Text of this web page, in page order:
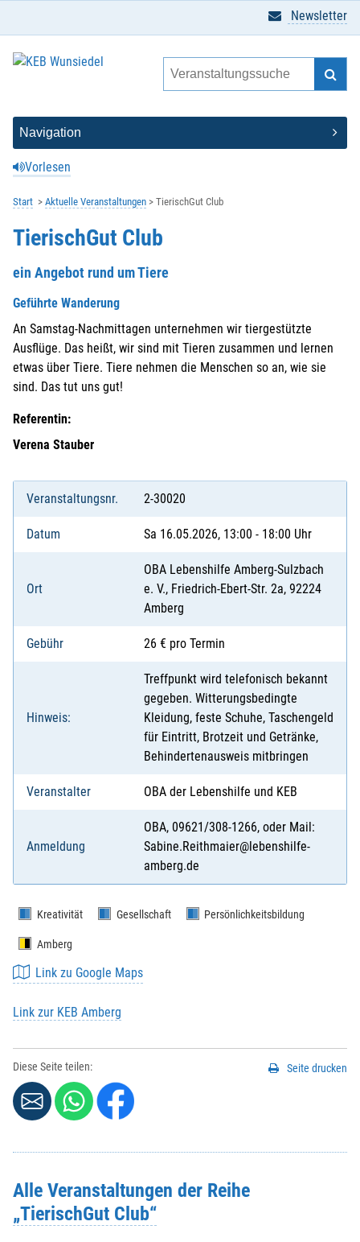
Vorlesen
Newsletter
Start Aktuelle Veranstaltungen TierischGut Club
TierischGut Club
ein Angebot rund um Tiere
Geführte Wanderung
An Samstag-Nachmittagen unternehmen wir tiergestützte
Ausflüge. Das heißt, wir sind mit Tieren zusammen und lernen
etwas über Tiere. Tiere nehmen die Menschen so an, wie sie
sind. Das tut uns gut!
Referentin:
Verena Stauber
Veranstaltungsnr. 2-30020
Datum Sa 16.05.2026, 13:00 - 18:00 Uhr
Ort
OBA Lebenshilfe Amberg-Sulzbach
e. V., Friedrich-Ebert-Str. 2a, 92224
Amberg
Gebühr 26 € pro Termin
Hinweis:
Treffpunkt wird telefonisch bekannt
gegeben. Witterungsbedingte
Kleidung, feste Schuhe, Taschengeld
für Eintritt, Brotzeit und Getränke,
Behindertenausweis mitbringen
Veranstalter OBA der Lebenshilfe und KEB
Anmeldung
OBA, 09621/308-1266, oder Mail:
Sabine.Reithmaier@lebenshilfe-
amberg.de
Kreativität Gesellschaft Persönlichkeitsbildung
Amberg
Link zu Google Maps
Link zur KEB Amberg
Diese Seite teilen: Seite drucken
Alle Veranstaltungen der Reihe
„TierischGut Club“